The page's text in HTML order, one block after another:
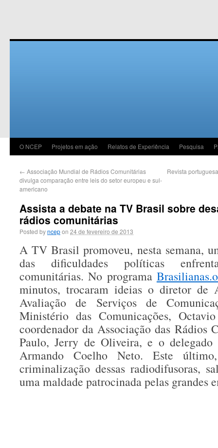
O NCEP Projetos em ação Relatos de Experiência Pesquisa
← Associação Mundial de Rádios Comunitárias
divulga comparação entre leis do setor europeu e sul-
americano
Revista
Assista a debate na TV Brasil sobre
rádios comunitárias
Posted byncepon 24 de fevereiro de 2013
A TV Brasil promoveu, nesta semana,
das dificuldades políticas
comunitárias. No programa
minutos, trocaram ideias o diretor de
Avaliação de Serviços de
Ministério das Comunicações,
coordenador da Associação das Rádios
Paulo, Jerry de Oliveira, e o delegado
Armando Coelho Neto. Este
criminalização dessas radiodifusoras,
uma maldade patrocinada pelas grandes